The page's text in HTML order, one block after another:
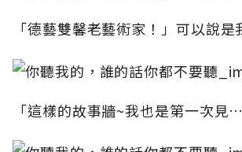
「德藝雙馨老藝術家！」可以說是
「這樣的故事牆~我也是第一次見